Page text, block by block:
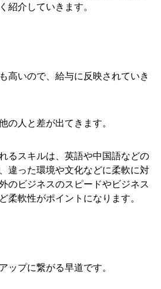
紹介していきます。
高いので、給与に反映されていき
の人と差が出てきます。
るスキルは、英語や中国語などの
違った環境や文化などに柔軟に対
のビジネスのスピードやビジネス
柔軟性がポイントになります。
ップに繋がる早道です。